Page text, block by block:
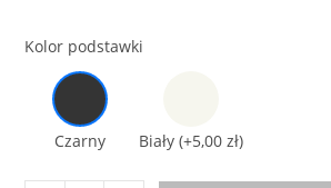
Kolor podstawki
Czarny Biały(+5,00 zł)